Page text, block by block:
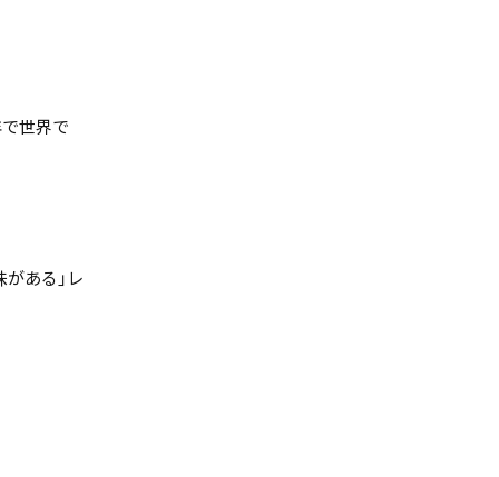
世界で
ある」レ